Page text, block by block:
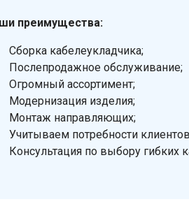
преимущества:
Сборка кабелеукладчика;
Послепродажное обслуживание;
Огромный ассортимент;
Модернизация изделия;
Монтаж направляющих;
Учитываем потребности
Консультация по выбору гибких